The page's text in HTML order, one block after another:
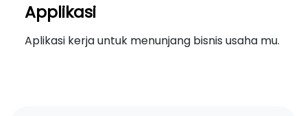
Applikasi
Aplikasi kerja untuk menunjang bisnis usaha mu.